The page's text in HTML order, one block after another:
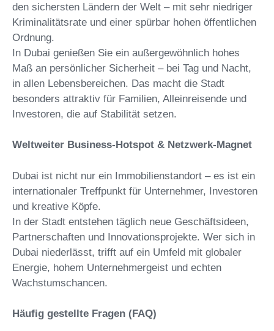
den sichersten Ländern der Welt – mit sehr niedriger
Kriminalitätsrate und einer spürbar hohen öffentlichen
Ordnung.
In Dubai genießen Sie ein außergewöhnlich hohes
Maß an persönlicher Sicherheit – bei Tag und Nacht,
in allen Lebensbereichen. Das macht die Stadt
besonders attraktiv für Familien, Alleinreisende und
Investoren, die auf Stabilität setzen.
Weltweiter Business-Hotspot & Netzwerk-Magnet
Dubai ist nicht nur ein Immobilienstandort – es ist ein
internationaler Treffpunkt für Unternehmer, Investoren
und kreative Köpfe.
In der Stadt entstehen täglich neue Geschäftsideen,
Partnerschaften und Innovationsprojekte. Wer sich in
Dubai niederlässt, trifft auf ein Umfeld mit globaler
Energie, hohem Unternehmergeist und echten
Wachstumschancen.
Häufig gestellte Fragen (FAQ)